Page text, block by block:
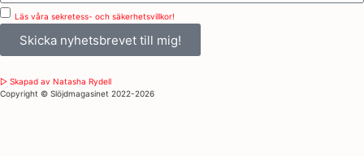
Läs våra sekretess- och säkerhetsvillkor!
Skicka nyhetsbrevet till mig!
▷ Skapad av Natasha Rydell
Copyright ©️ Slöjdmagasinet 2022-2026